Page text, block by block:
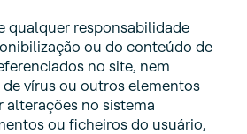
qualquer responsabilidade
ou do conteúdo de
no site, nem
vírus ou outros elementos
alterações no sistema
ou ficheiros do usuário,